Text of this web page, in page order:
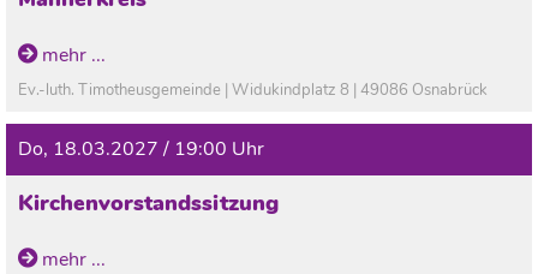
mehr ...
Ev.-luth. Timotheusgemeinde | Widukindplatz 8 | 49086 Osnabrück
Do, 18.03.2027 / 19:00 Uhr
Kirchenvorstandssitzung
mehr ...